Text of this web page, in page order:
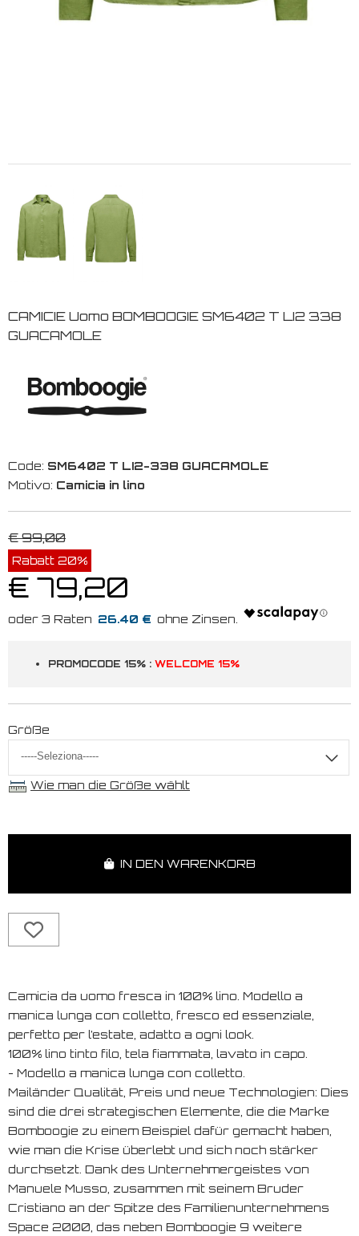
CAMICIE Uomo BOMBOOGIE SM6402 T LI2 338
GUACAMOLE
Code: SM6402 T LI2-338 GUACAMOLE
Motivo: Camicia in lino
€ 99,00
Rabatt 20%
€ 79,20
26.40 €
PROMOCODE 15% : WELCOME 15%
Größe
Wie man die Größe wählt
IN DEN WARENKORB
Camicia da uomo fresca in 100% lino. Modello a
manica lunga con colletto, fresco ed essenziale,
perfetto per l’estate, adatto a ogni look.
100% lino tinto filo, tela fiammata, lavato in capo.
- Modello a manica lunga con colletto.
Mailänder Qualität, Preis und neue Technologien: Dies
sind die drei strategischen Elemente, die die Marke
Bomboogie zu einem Beispiel dafür gemacht haben,
wie man die Krise überlebt und sich noch stärker
durchsetzt. Dank des Unternehmergeistes von
Manuele Musso, zusammen mit seinem Bruder
Cristiano an der Spitze des Familienunternehmens
Space 2000, das neben Bomboogie 9 weitere